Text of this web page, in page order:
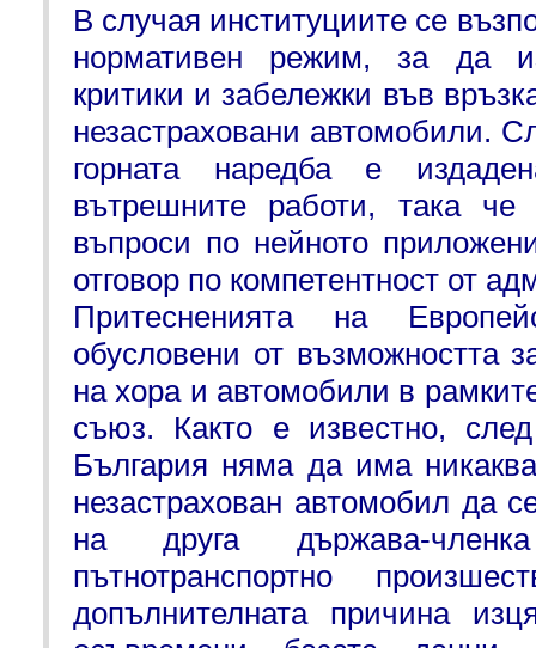
В случая институциите се
нормативен режим, за да
критики и забележки във
незастраховани автомобили.
горната наредба е
вътрешните работи, така че
въпроси по нейното
отговор по компетентност от
Притесненията на
обусловени от възможността
на хора и автомобили в
съюз. Както е известно,
България няма да има
незастрахован автомобил да
на друга държава-
пътнотранспортно
допълнителната причина